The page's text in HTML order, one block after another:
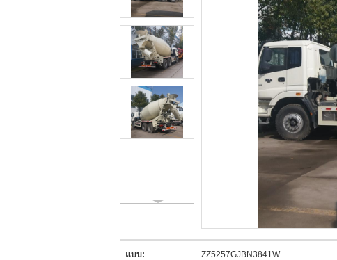
แบบ: ZZ5257GJBN3841W